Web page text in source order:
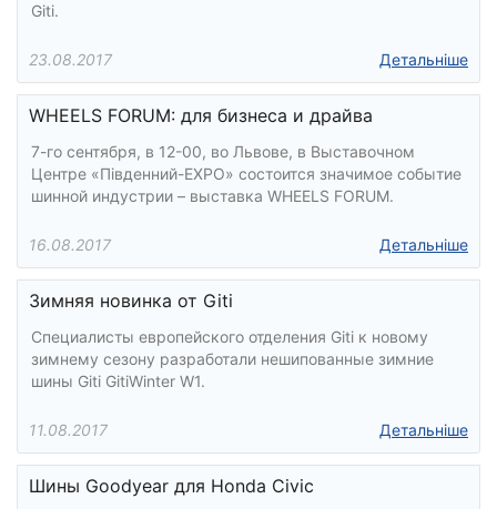
Giti.
23.08.2017 Детальніше
WHEELS FORUM: для бизнеса и драйва
7-го сентября, в 12-00, во Львове, в Выставочном
Центре «Південний-EXPO» состоится значимое событие
шинной индустрии – выставка WHEELS FORUM.
16.08.2017 Детальніше
Зимняя новинка от Giti
Специалисты европейского отделения Giti к новому
зимнему сезону разработали нешипованные зимние
шины Giti GitiWinter W1.
11.08.2017 Детальніше
Шины Goodyear для Honda Civic